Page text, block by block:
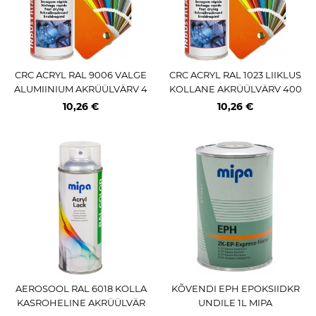
CRC ACRYL RAL 9006 VALGE
ALUMIINIUM AKRÜÜLVÄRV 4
00ML / AE
10,26 €
CRC ACRYL RAL 1023 LIIKLUS
KOLLANE AKRÜÜLVÄRV 400
ML / AE
10,26 €
AEROSOOL RAL 6018 KOLLA
KASROHELINE AKRÜÜLVÄR
KÕVENDI EPH EPOKSIIDKR
UNDILE 1L MIPA